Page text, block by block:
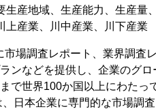
生産地域、生産能力、生産量
上産業、川中産業、川下産業
場調査レポート、業界調査
ンなどを提供し、企業のグ
で世界100か国以上にわたっ
日本企業に専門的な市場調